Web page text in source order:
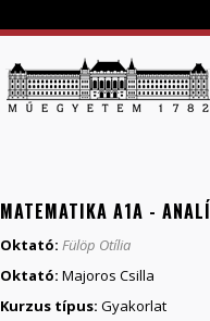
MATEMATIKA A1A -
Oktató: Fülöp Otília
Oktató: Majoros Csilla
Kurzus típus: Gyakorlat